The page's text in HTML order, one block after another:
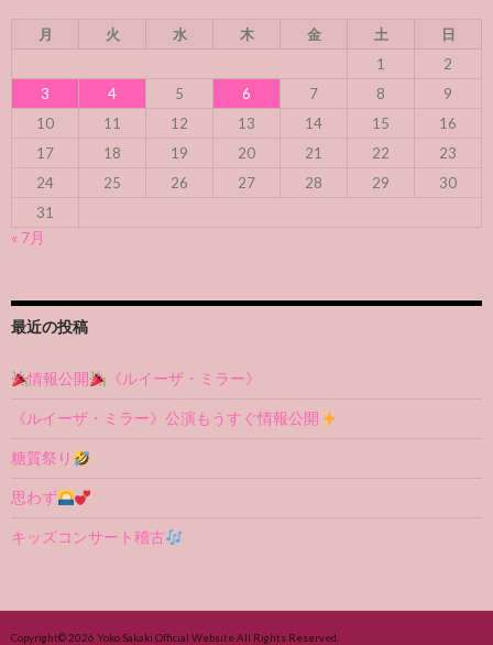
月 火 水 木 金 土
日
1
2
3
4 5 6 7 8
9
10
11 12 13 14 15
16
17
18 19 20 21 22
23
24
25 26 27 28 29
30
31
« 7月
最近の投稿
情報公開 《ルイーザ・ミラー》
《ルイーザ・ミラー》公演もうすぐ情報公開
糖質祭り
思わず
キッズコンサート稽古
Copyright© 2026 Yoko Sakaki Official WebsiteAll Rights Reserved.